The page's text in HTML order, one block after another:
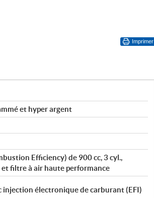
Imprimer
et hyper argent
Efficiency) de 900 cc, 3 cyl.,
filtre à air haute performance
injection électronique de carburant (EFI)